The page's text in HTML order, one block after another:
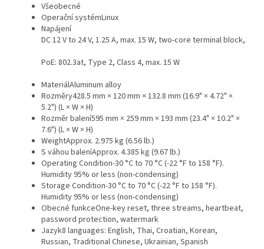
Všeobecné
Operační systémLinux
Napájení
DC 12 V to 24 V, 1.25 A, max. 15 W, two-core terminal block,
PoE: 802.3at, Type 2, Class 4, max. 15 W
MateriálAluminum alloy
Rozměry428.5 mm × 120 mm × 132.8 mm (16.9" × 4.72" ×
5.2") (L × W × H)
Rozměr balení595 mm × 259 mm × 193 mm (23.4" × 10.2" ×
7.6") (L × W × H)
WeightApprox. 2.975 kg (6.56 lb.)
S váhou baleníApprox. 4.385 kg (9.67 lb.)
Operating Condition-30 °C to 70 °C (-22 °F to 158 °F).
Humidity 95% or less (non-condensing)
Storage Condition-30 °C to 70 °C (-22 °F to 158 °F).
Humidity 95% or less (non-condensing)
Obecné funkceOne-key reset, three streams, heartbeat,
password protection, watermark
Jazyk8 languages: English, Thai, Croatian, Korean,
Russian, Traditional Chinese, Ukrainian, Spanish